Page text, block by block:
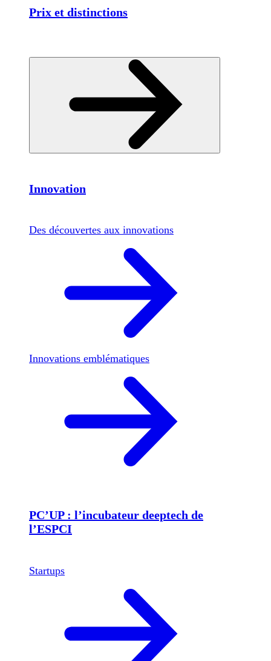
Prix et distinctions
Innovation
Des découvertes aux innovations
Innovations emblématiques
PC’UP : l’incubateur deeptech de
l’ESPCI
Startups